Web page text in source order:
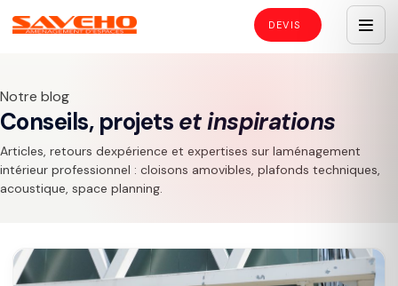
Notre blog
Conseils, projets et inspirations
Articles, retours dexpérience et expertises sur laménagement
intérieur professionnel : cloisons amovibles, plafonds techniques,
acoustique, space planning.